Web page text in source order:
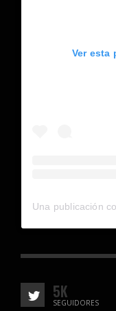
Ver esta
5K
SEGUIDORES